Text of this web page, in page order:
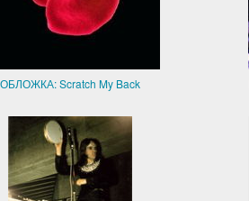
ОБЛОЖКА: Scratch My Back